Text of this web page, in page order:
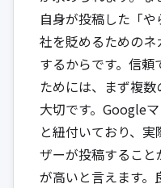
自身が投稿した「
社を貶めるための
するからです。信
ためには、まず複
大切です。Google
と紐付いており、
ザーが投稿するこ
が高いと言えます